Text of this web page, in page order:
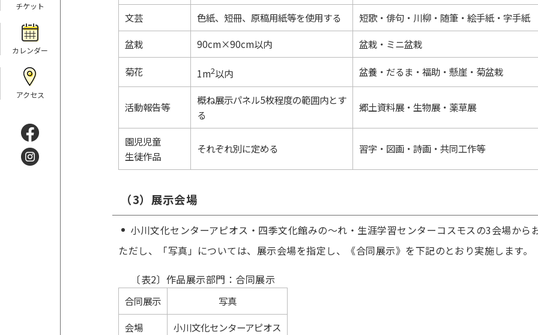
チケット
カレンダー
アクセス
文芸
色紙、短冊、原稿用紙等を使用する
短歌・俳句・川柳・随筆・絵手紙・字手紙
盆栽
90cm×90cm以内 盆栽・ミニ盆栽
菊花 1m2以内 盆養・だるま・福助・懸崖・菊盆栽
活動報告等
概ね展示パネル5枚程度の範囲内とす
る
郷土資料展・生物展・薬草展
園児児童
生徒作品
それぞれ別に定める 習字・図画・詩画・共同工作等
（3）展示会場
小川文化センターアピオス・四季文化館みの～れ・生涯学習センターコスモスの3会場から
ただし、「写真」については、展示会場を指定し、《合同展示》を下記のとおり実施します。
〔表2〕作品展示部門：合同展示
合同展示
写真
会場
小川文化センターアピオス